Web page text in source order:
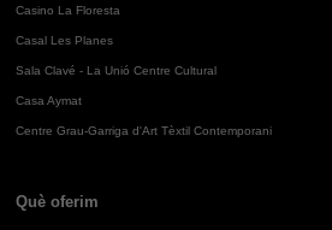
Casino La Floresta
Casal Les Planes
Sala Clavé - La Unió Centre Cultural
Casa Aymat
Centre Grau-Garriga d'Art Tèxtil Contemporani
Què oferim